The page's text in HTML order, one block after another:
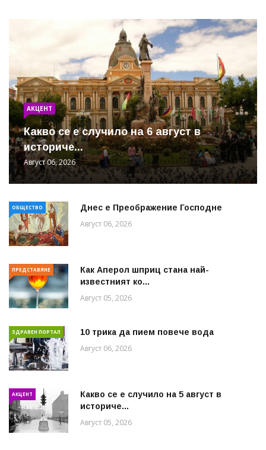
АКЦЕНТ
Какво се е случило на 6 август в
историче...
Август 06, 2026
ОБЩЕСТВО Днес е Преображение Господне
Август 06, 2026
ПРЕДСТАВЯНЕ
Как Аперол шприц стана най-
известният ко...
Август 05, 2026
ЗДРАВЕН ПОРТАЛ 10 трика да пием повече вода
Август 06, 2026
АКЦЕНТ
Какво се е случило на 5 август в
историче...
Август 05, 2026